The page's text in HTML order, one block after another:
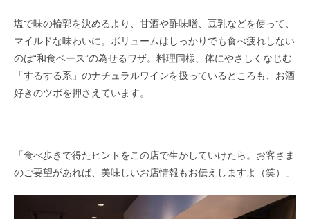
塩で味の輪郭を決めるより、甘酒や酢味噌、豆乳などを使って、
マイルドな味わいに。ボリュームはしっかりでも食べ疲れしない
のは“和食ベース”の為せるワザ。料理同様、体にやさしくなじむ
「するする系」のナチュラルワインを扱っているところも、お酒
好きのツボを押さえています。
「食べ歩きで得たヒントをこの店で生かしていけたら。お客さま
のご要望があれば、美味しいお店情報もお伝えしますよ（笑）」